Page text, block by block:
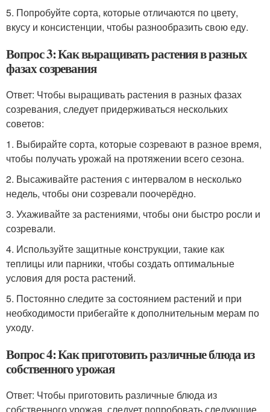
5. Попробуйте сорта, которые отличаются по цвету,
вкусу и консистенции, чтобы разнообразить свою еду.
Вопрос 3: Как выращивать растения в разных
фазах созревания
Ответ: Чтобы выращивать растения в разных фазах
созревания, следует придерживаться нескольких
советов:
1. Выбирайте сорта, которые созревают в разное время,
чтобы получать урожай на протяжении всего сезона.
2. Высаживайте растения с интервалом в несколько
недель, чтобы они созревали поочерёдно.
3. Ухаживайте за растениями, чтобы они быстро росли и
созревали.
4. Используйте защитные конструкции, такие как
теплицы или парники, чтобы создать оптимальные
условия для роста растений.
5. Постоянно следите за состоянием растений и при
необходимости прибегайте к дополнительным мерам по
уходу.
Вопрос 4: Как приготовить различные блюда из
собственного урожая
Ответ: Чтобы приготовить различные блюда из